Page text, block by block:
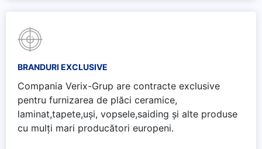
BRANDURI EXCLUSIVE
Compania Verix-Grup are contracte exclusive
pentru furnizarea de plăci ceramice,
laminat,tapete,uși, vopsele,saiding și alte produse
cu mulți mari producători europeni.